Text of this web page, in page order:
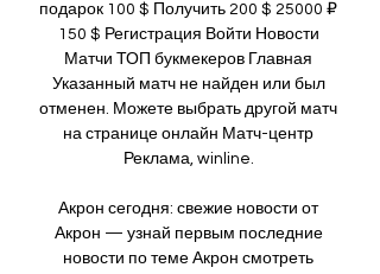
подарок 100 $ Получить 200 $ 25000 ₽
150 $ Регистрация Войти Новости
Матчи ТОП букмекеров Главная
Указанный матч не найден или был
отменен. Можете выбрать другой матч
на странице онлайн Матч-центр
Реклама, winline.
Акрон сегодня: свежие новости от
Акрон — узнай первым последние
новости по теме Акрон смотреть